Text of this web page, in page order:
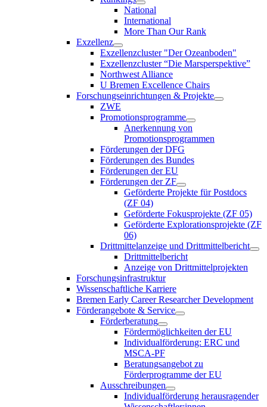
National
International
More Than Our Rank
Exzellenz
Exzellenzcluster "Der Ozeanboden"
Exzellenzcluster “Die Marsperspektive”
Northwest Alliance
U Bremen Excellence Chairs
Forschungseinrichtungen & Projekte
ZWE
Promotionsprogramme
Anerkennung von
Promotionsprogrammen
Förderungen der DFG
Förderungen des Bundes
Förderungen der EU
Förderungen der ZF
Geförderte Projekte für Postdocs
(ZF 04)
Geförderte Fokusprojekte (ZF 05)
Geförderte Explorationsprojekte (ZF
06)
Drittmittelanzeige und Drittmittelbericht
Drittmittelbericht
Anzeige von Drittmittelprojekten
Forschungsinfrastruktur
Wissenschaftliche Karriere
Bremen Early Career Researcher Development
Förderangebote & Service
Förderberatung
Fördermöglichkeiten der EU
Individualförderung: ERC und
MSCA-PF
Beratungsangebot zu
Förderprogramme der EU
Ausschreibungen
Individualförderung herausragender